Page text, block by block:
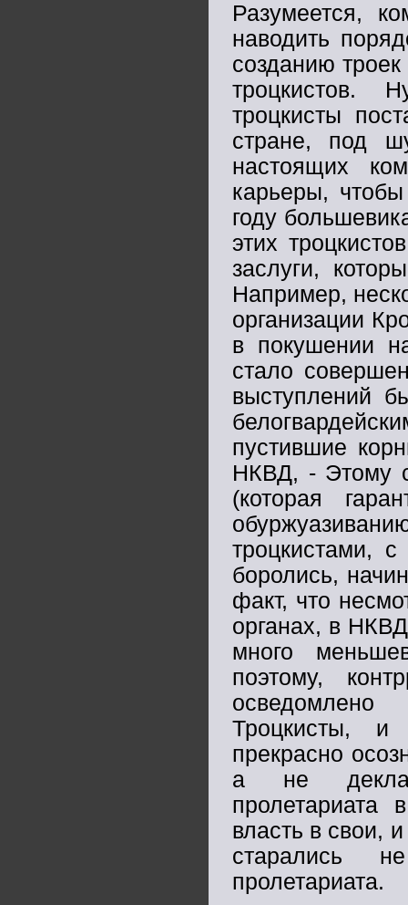
Разумеется,
наводить
созданию
троцкистов.
троцкисты
стране, под
настоящих
карьеры,
году
этих
заслуги,
Например,
организации
в покушении
стало
выступлений
пустившие
НКВД, - Этому
(которая
троцкистами,
боролись,
факт, что
органах, в
много
поэтому,
Троцкисты, и
прекрасно
а не
власть в свои,
старались
пролетариата.